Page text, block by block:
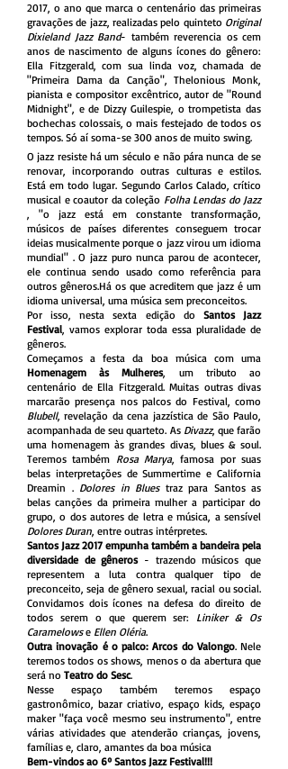
2017, o ano que marca o centenário das primeiras
gravações de jazz, realizadas pelo quinteto Original
Dixieland Jazz Band- também reverencia os cem
anos de nascimento de alguns ícones do gênero:
Ella Fitzgerald, com sua linda voz, chamada de
"Primeira Dama da Canção", Thelonious Monk,
pianista e compositor excêntrico, autor de "Round
Midnight", e de Dizzy Guilespie, o trompetista das
bochechas colossais, o mais festejado de todos os
tempos. Só aí soma-se 300 anos de muito swing.
O jazz resiste há um século e não pára nunca de se
renovar, incorporando outras culturas e estilos.
Está em todo lugar. Segundo Carlos Calado, crítico
musical e coautor da coleção Folha Lendas do Jazz
, "o jazz está em constante transformação,
músicos de países diferentes conseguem trocar
ideias musicalmente porque o jazz virou um idioma
mundial" . O jazz puro nunca parou de acontecer,
ele continua sendo usado como referência para
outros gêneros.Há os que acreditem que jazz é um
idioma universal, uma música sem preconceitos.
Por isso, nesta sexta edição do Santos Jazz
Festival, vamos explorar toda essa pluralidade de
gêneros.
Começamos a festa da boa música com uma
Homenagem às Mulheres, um tributo ao
centenário de Ella Fitzgerald. Muitas outras divas
marcarão presença nos palcos do Festival, como
Blubell, revelação da cena jazzística de São Paulo,
acompanhada de seu quarteto. As Divazz, que farão
uma homenagem às grandes divas, blues & soul.
Teremos também Rosa Marya, famosa por suas
belas interpretações de Summertime e California
Dreamin . Dolores in Bluestraz para Santos as
belas canções da primeira mulher a participar do
grupo, o dos autores de letra e música, a sensível
Dolores Duran, entre outras intérpretes.
Santos Jazz 2017 empunha também a bandeira pela
diversidade de gêneros- trazendo músicos que
representem a luta contra qualquer tipo de
preconceito, seja de gênero sexual, racial ou social.
Convidamos dois ícones na defesa do direito de
todos serem o que querem ser: Liniker & Os
Caramelowse Ellen Oléria.
Outra inovação é o palco: Arcos do Valongo. Nele
teremos todos os shows, menos o da abertura que
será no Teatro do Sesc.
Nesse espaço também teremos espaço
gastronômico, bazar criativo, espaço kids, espaço
maker "faça você mesmo seu instrumento", entre
várias atividades que atenderão crianças, jovens,
famílias e, claro, amantes da boa música
Bem-vindos ao 6º Santos Jazz Festival!!!